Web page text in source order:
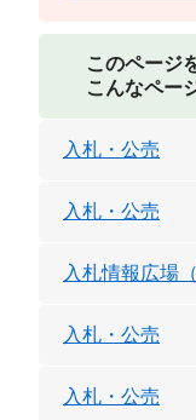
このページ
こんなペー
入札・公売
入札・公売
入札情報広場
入札・公売
入札・公売